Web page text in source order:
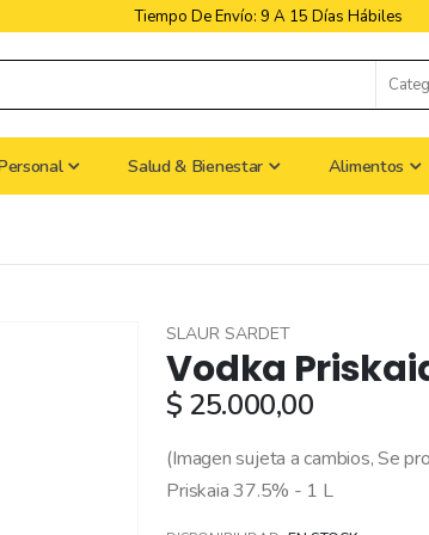
Libres De Iva
Salud & Bienestar Alimentos
Vodka
SLAUR SARDET
$ 25.000,00
(Imagen sujeta a cambios, Se
Priskaia 37.5% - 1 L